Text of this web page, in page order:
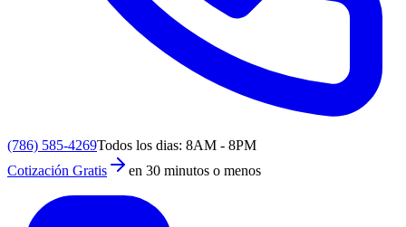
(786) 585-4269Todos los dias: 8AM - 8PM
Cotización Gratis
en 30 minutos o menos